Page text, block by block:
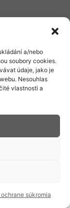
a/nebo
soubory cookies.
údaje, jako je
Nesouhlas
vlastnosti a
súkromia